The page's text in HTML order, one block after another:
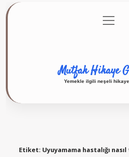
Gizlilik Politikası
menüyü
aç
Mutfak Hikaye
Yemekle ilgili neşeli
Etiket: Uyuyamama hastalığı